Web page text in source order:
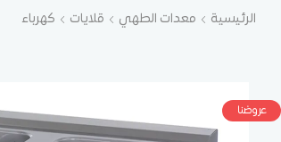
الرئيسية معدات الطهي قلايات كهرباء
عروضنا